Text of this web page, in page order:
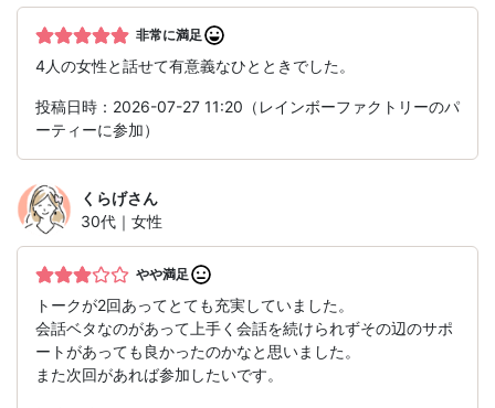
非常に満足
4人の女性と話せて有意義なひとときでした。
投稿日時：2026-07-27 11:20（レインボーファクトリーのパ
ーティーに参加）
くらげさん
30代｜女性
やや満足
トークが2回あってとても充実していました。
会話ベタなのがあって上手く会話を続けられずその辺のサポ
ートがあっても良かったのかなと思いました。
また次回があれば参加したいです。